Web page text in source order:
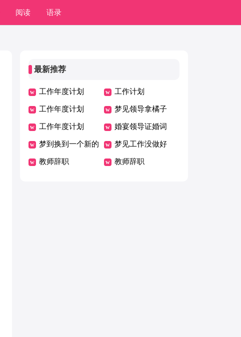
阅读 语录
最新推荐
工作年度计划 工作计划
工作年度计划 梦见领导拿橘子
工作年度计划 婚宴领导证婚词
梦到换到一个新的
工作环境什么意思
梦见工作没做好
教师辞职 教师辞职